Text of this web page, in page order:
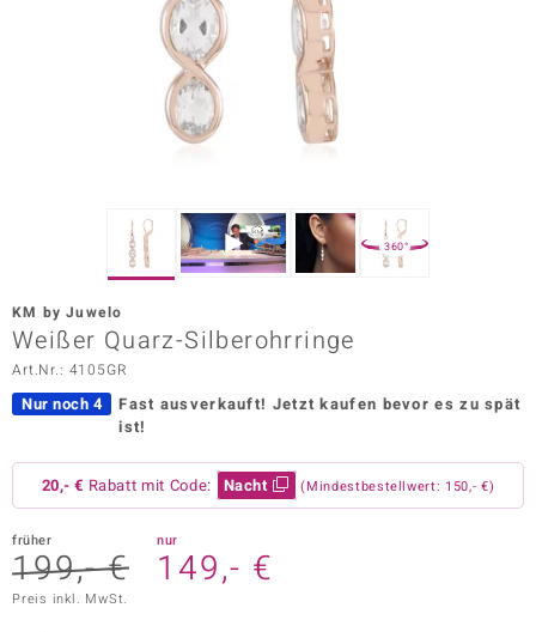
Vogue
Paraíso
360°
KM by Juwelo
Weißer Quarz-Silberohrringe
Art.Nr.: 4105GR
Nur noch 4 Fast ausverkauft! Jetzt kaufen bevor es zu spät
ist!
20,- € Rabatt mit Code: Nacht (Mindestbestellwert: 150,- €)
früher
199,- €
nur
149,- €
Preis inkl. MwSt.